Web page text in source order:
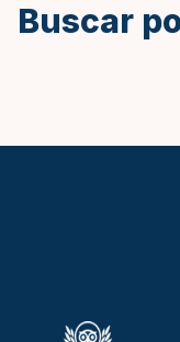
Buscar